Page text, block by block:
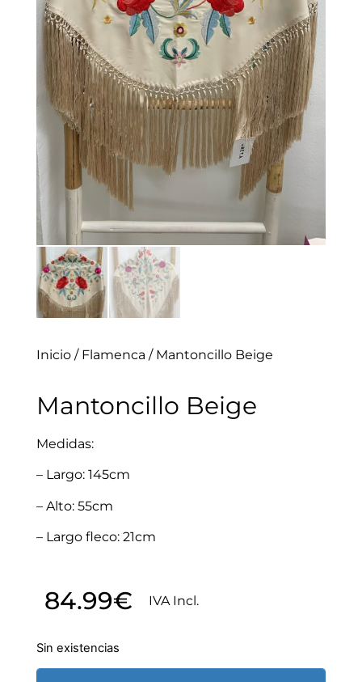
Inicio/ Flamenca / Mantoncillo Beige
Mantoncillo Beige
Medidas:
– Largo: 145cm
– Alto: 55cm
– Largo fleco: 21cm
84.99€ IVA Incl.
Sin existencias